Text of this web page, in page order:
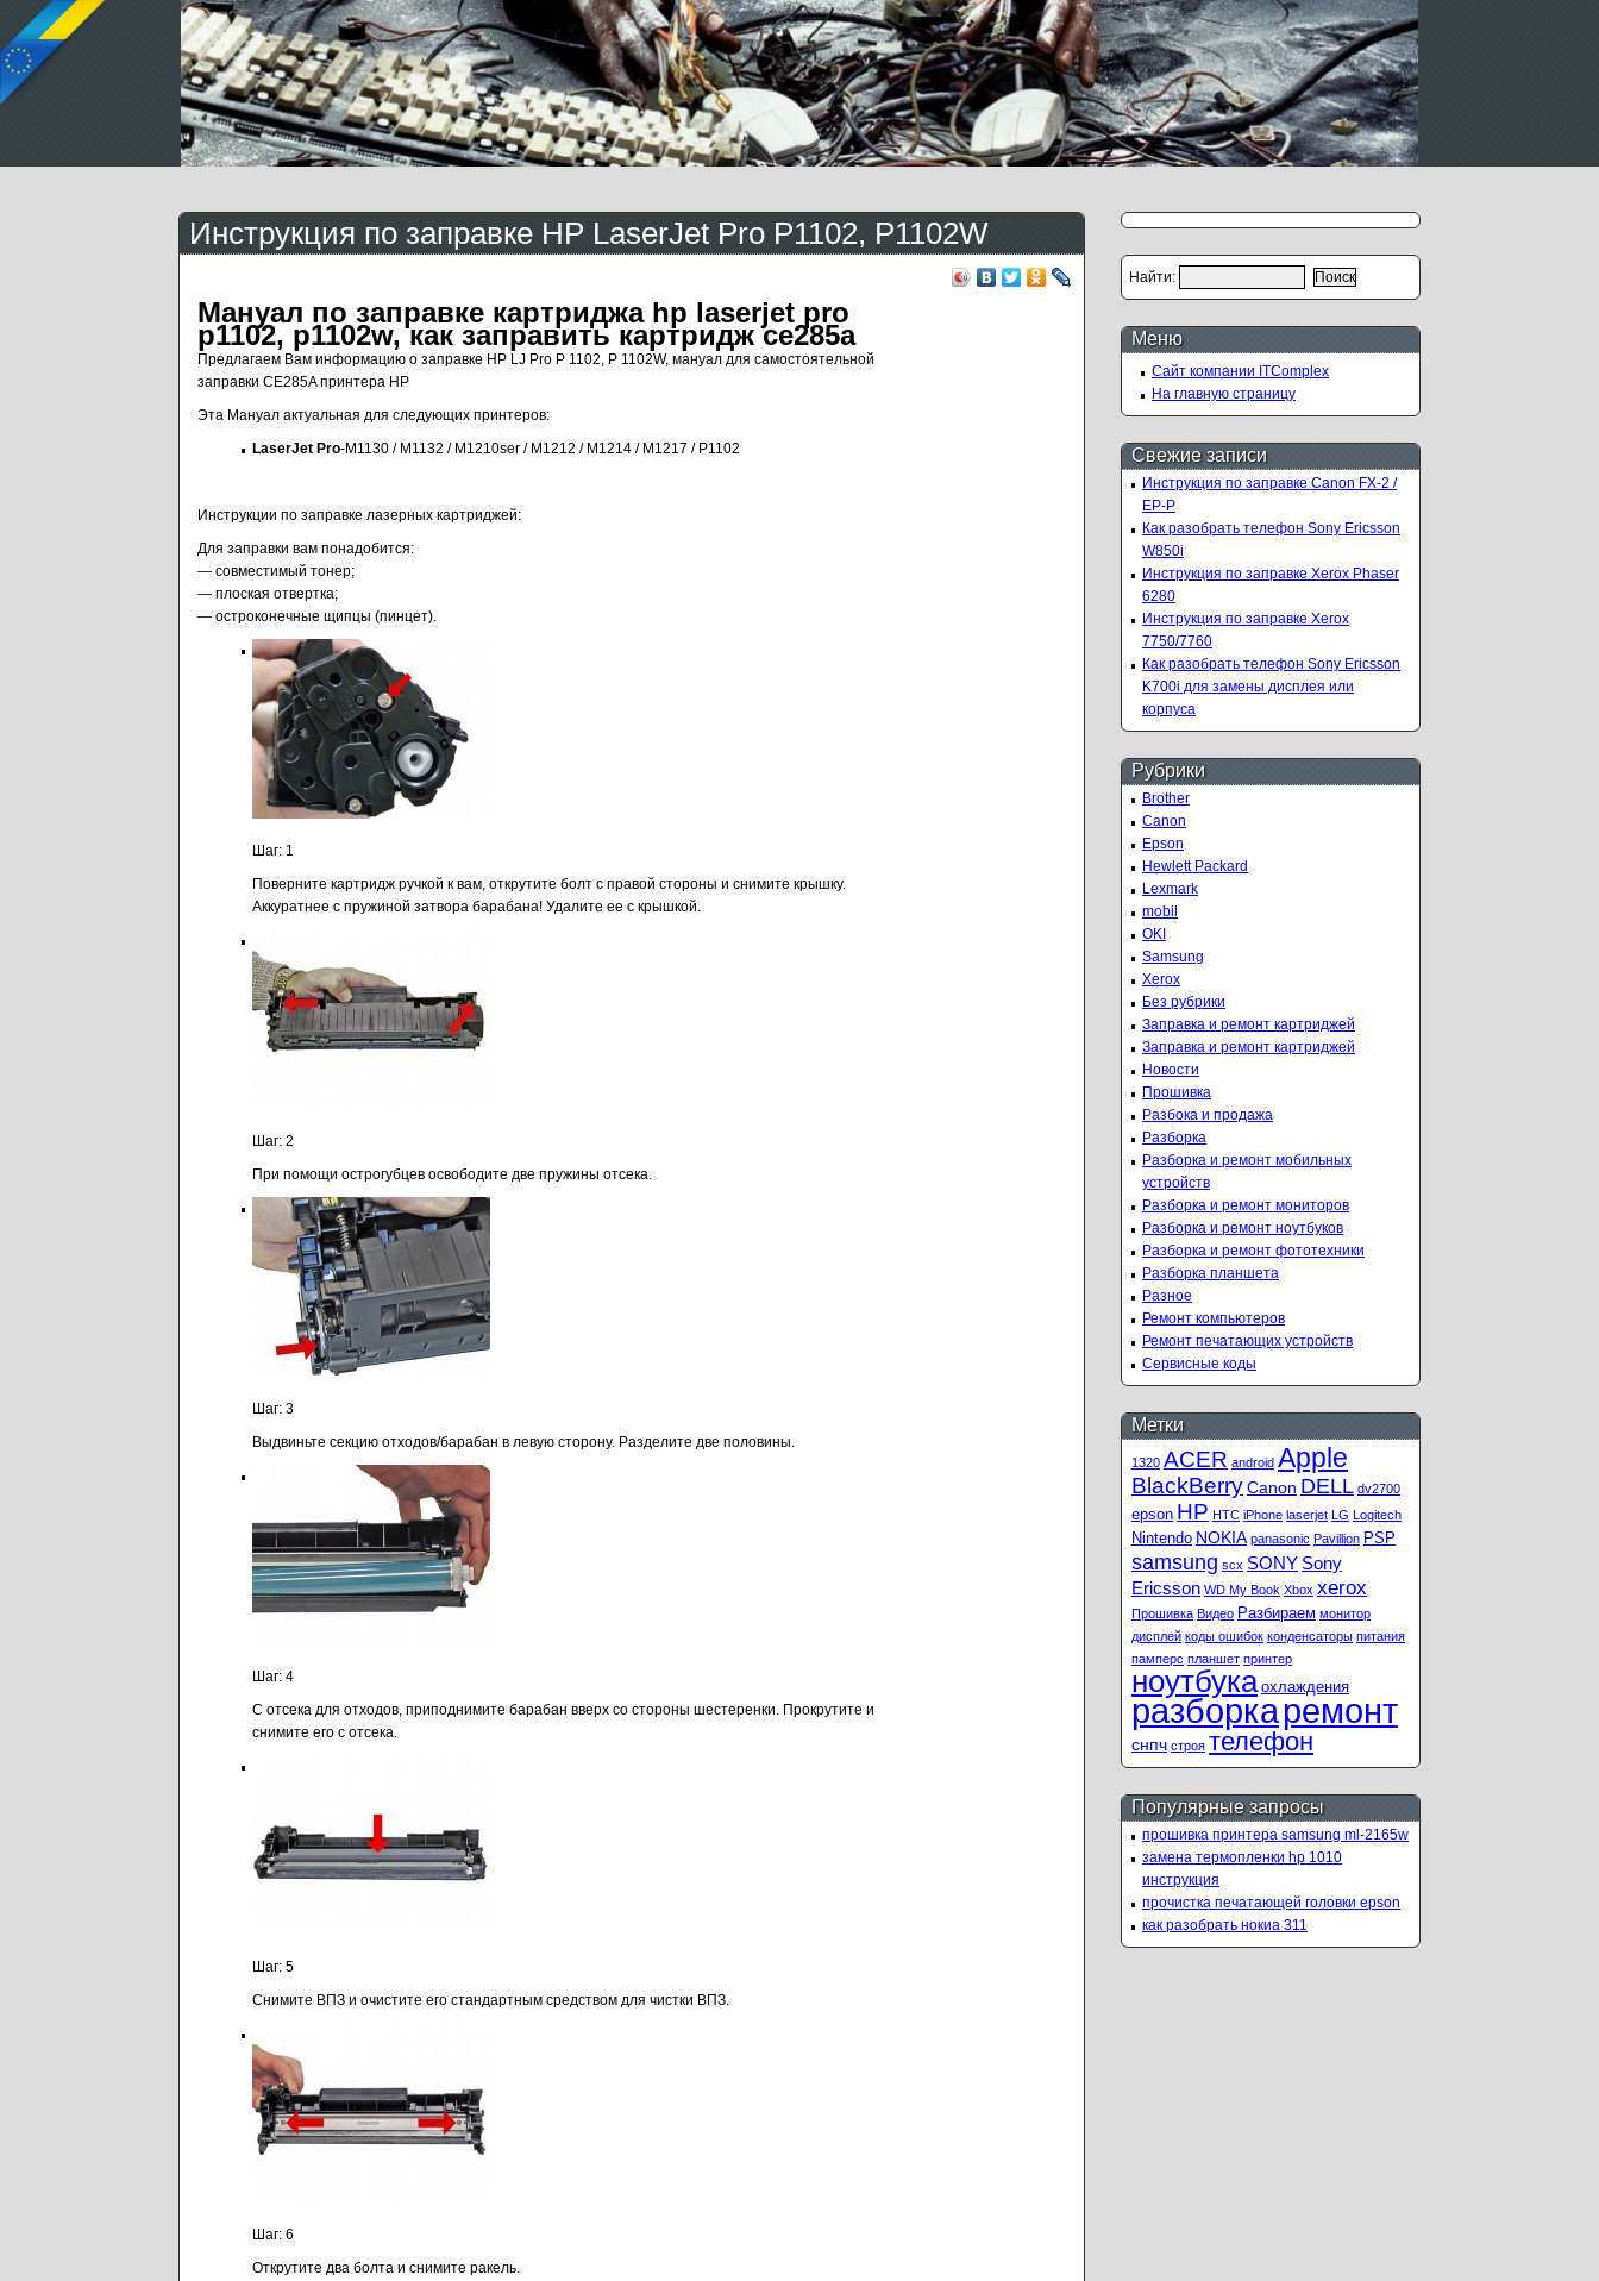
Инструкция по заправке HP LaserJet Pro P1102, P1102W
Мануал по заправке картриджа hp laserjet pro
p1102, p1102w, как заправить картридж ce285a
Предлагаем Вам информацию о заправке HP LJ Pro P 1102, P 1102W, мануал для самостоятельной
заправки CE285A принтера HP
Эта Мануал актуальная для следующих принтеров:
LaserJet Pro-M1130 / M1132 / M1210ser / M1212 / M1214 / M1217 / P1102
Инструкции по заправке лазерных картриджей:
Для заправки вам понадобится:
— совместимый тонер;
— плоская отвертка;
— остроконечные щипцы (пинцет).
Шаг: 1
Поверните картридж ручкой к вам, открутите болт с правой стороны и снимите крышку.
Аккуратнее с пружиной затвора барабана! Удалите ее с крышкой.
Шаг: 2
При помощи острогубцев освободите две пружины отсека.
Шаг: 3
Выдвиньте секцию отходов/барабан в левую сторону. Разделите две половины.
Шаг: 4
С отсека для отходов, приподнимите барабан вверх со стороны шестеренки. Прокрутите и
снимите его с отсека.
Шаг: 5
Снимите ВПЗ и очистите его стандартным средством для чистки ВПЗ.
Шаг: 6
Открутите два болта и снимите ракель.
Найти:
Меню
Сайт компании ITComplex
На главную страницу
Свежие записи
Инструкция по заправке Canon FX-2 /
EP-P
Как разобрать телефон Sony Ericsson
W850i
Инструкция по заправке Xerox Phaser
6280
Инструкция по заправке Xerox
7750/7760
Как разобрать телефон Sony Ericsson
K700i для замены дисплея или
корпуса
Рубрики
Brother
Canon
Epson
Hewlett Packard
Lexmark
mobil
OKI
Samsung
Xerox
Без рубрики
Заправка и ремонт картриджей
Заправка и ремонт картриджей
Новости
Прошивка
Разбока и продажа
Разборка
Разборка и ремонт мобильных
устройств
Разборка и ремонт мониторов
Разборка и ремонт ноутбуков
Разборка и ремонт фототехники
Разборка планшета
Разное
Ремонт компьютеров
Ремонт печатающих устройств
Сервисные коды
Метки
1320 ACER android Apple
BlackBerryCanon DELL dv2700
epson HP HTC iPhone laserjet LG Logitech
Nintendo NOKIA panasonic Pavillion PSP
samsung scx SONY Sony
Ericsson WD My Book Xbox xerox
Прошивка Видео Разбираем монитор
дисплей коды ошибок конденсаторы питания
памперс планшет принтер
ноутбука охлаждения
разборкаремонт
снпч строя телефон
Популярные запросы
прошивка принтера samsung ml-2165w
замена термопленки hp 1010
инструкция
прочистка печатающей головки epson
как разобрать нокиа 311